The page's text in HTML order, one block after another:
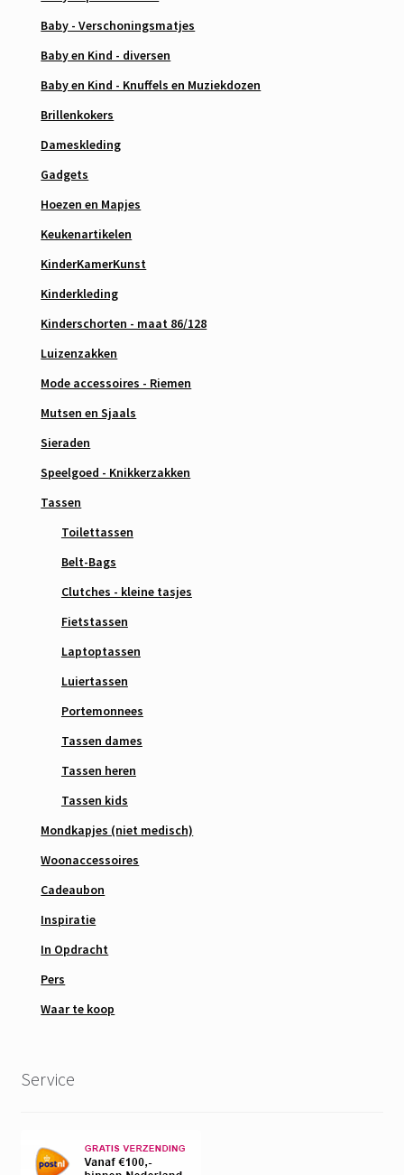
Baby - Verschoningsmatjes
Baby en Kind - diversen
Baby en Kind - Knuffels en Muziekdozen
Brillenkokers
Dameskleding
Gadgets
Hoezen en Mapjes
Keukenartikelen
KinderKamerKunst
Kinderkleding
Kinderschorten - maat 86/128
Luizenzakken
Mode accessoires - Riemen
Mutsen en Sjaals
Sieraden
Speelgoed - Knikkerzakken
Tassen
Toilettassen
Belt-Bags
Clutches - kleine tasjes
Fietstassen
Laptoptassen
Luiertassen
Portemonnees
Tassen dames
Tassen heren
Tassen kids
Mondkapjes (niet medisch)
Woonaccessoires
Cadeaubon
Inspiratie
In Opdracht
Pers
Waar te koop
Service